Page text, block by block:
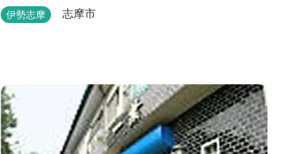
伊勢志摩 志摩市